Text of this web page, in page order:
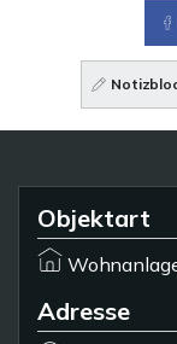
Objektart
Adresse